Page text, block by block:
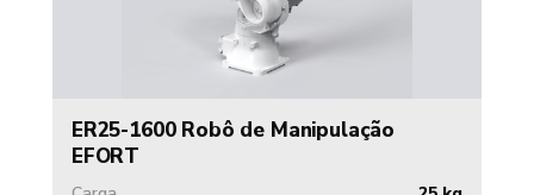
ER25-1600 Robô de Manipulação
EFORT